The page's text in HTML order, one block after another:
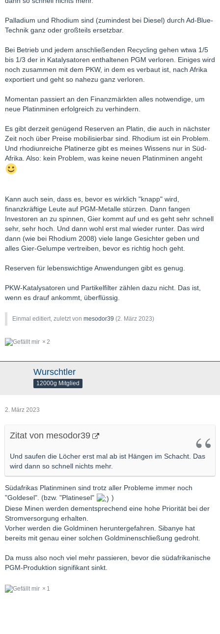
Palladium und Rhodium sind (zumindest bei Diesel) durch Ad-Blue-
Technik ganz oder großteils ersetzbar.
Bei Betrieb und jedem anschließenden Recycling gehen wtwa 1/5
bis 1/3 der in Katalysatoren enthaltenen PGM verloren. Einiges wird
noch zusammen mit dem PKW, in dem es verbaut ist, nach Afrika
exportiert und geht so nahezu ganz verloren.
Momentan passiert an den Finanzmärkten alles notwendige, um
neue Platinminen erfolgreich zu verhindern.
Es gibt derzeit genügend Reserven an Platin, die auch in nächster
Zeit noch über Preise mobilisierbar sind. Rhodium ist ein Problem.
Und rhodiunreiche Platinerze gibt es meines Wissens nur in Süd-
Afrika. Also: kein Problem, was keine neuen Platinminen angeht
Kann auch sein, dass es, bevor es wirklich "knapp" wird,
finanzkräftige Leute auf PGM-Metalle stürzen. Dann fangen
Investoren an zu spinnen, Gier kommt auf und es geht sehr schnell
sehr, sehr hoch. Und dann wohl erst mal wieder runter. Das wird
dann (wie bei Rhodium 2008) viele lange Gesichter geben und
alles Gier-Gelumpe vertreiben, bevor es richtig hoch geht.
Reserven für lebenswichtige Anwendungen gibt es genug.
PKW-Katalysatoren und Partikelfilter zählen dazu nicht. Das ist,
wenn es drauf ankommt, überflüssig.
Einmal editiert, zuletzt von mesodor39 (2. März 2023)
2
Wurschtler
12000g Mitglied
2. März 2023
Zitat von mesodor39
Und saufen die Löcher erst mal ab ist Hängen im Schacht. Das
wird dann so schnell nichts mehr.
Südafrikas Platinminen sind trotz aller Probleme immer noch
"Goldesel". (bzw. "Platinesel"
)
Diese Minen werden dementsprechend eine hohe Priorität bei der
Stromversorgung erhalten.
Vorher werden die Goldminen heruntergefahren. Sibanye hat
bereits mit genau einer solchen Goldminenschließung gedroht.
Da muss also noch viel mehr passieren, bevor die südafrikanische
PGM-Produktion signifikant sinkt.
1